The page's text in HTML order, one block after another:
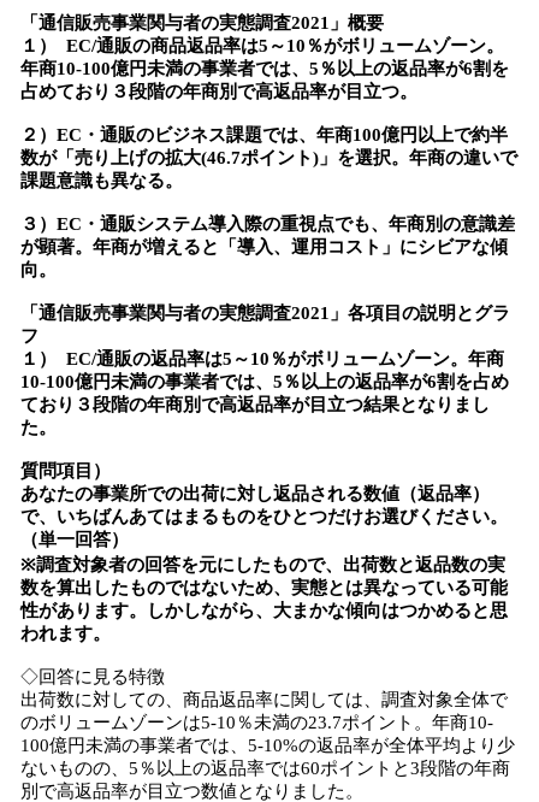
「通信販売事業関与者の実態調査2021」概要
１） EC/通販の商品返品率は5～10％がボリュームゾーン。
年商10-100億円未満の事業者では、5％以上の返品率が6割を
占めており３段階の年商別で高返品率が目立つ。
２）EC・通販のビジネス課題では、年商100億円以上で約半
数が「売り上げの拡大(46.7ポイント)」を選択。年商の違いで
課題意識も異なる。
３）EC・通販システム導入際の重視点でも、年商別の意識差
が顕著。年商が増えると「導入、運用コスト」にシビアな傾
向。
「通信販売事業関与者の実態調査2021」各項目の説明とグラ
フ
１） EC/通販の返品率は5～10％がボリュームゾーン。年商
10-100億円未満の事業者では、5％以上の返品率が6割を占め
ており３段階の年商別で高返品率が目立つ結果となりまし
た。
質問項目）
あなたの事業所での出荷に対し返品される数値（返品率）
で、いちばんあてはまるものをひとつだけお選びください。
（単一回答）
※調査対象者の回答を元にしたもので、出荷数と返品数の実
数を算出したものではないため、実態とは異なっている可能
性があります。しかしながら、大まかな傾向はつかめると思
われます。
◇回答に見る特徴
出荷数に対しての、商品返品率に関しては、調査対象全体で
のボリュームゾーンは5-10％未満の23.7ポイント。年商10-
100億円未満の事業者では、5-10%の返品率が全体平均より少
ないものの、5％以上の返品率では60ポイントと3段階の年商
別で高返品率が目立つ数値となりました。